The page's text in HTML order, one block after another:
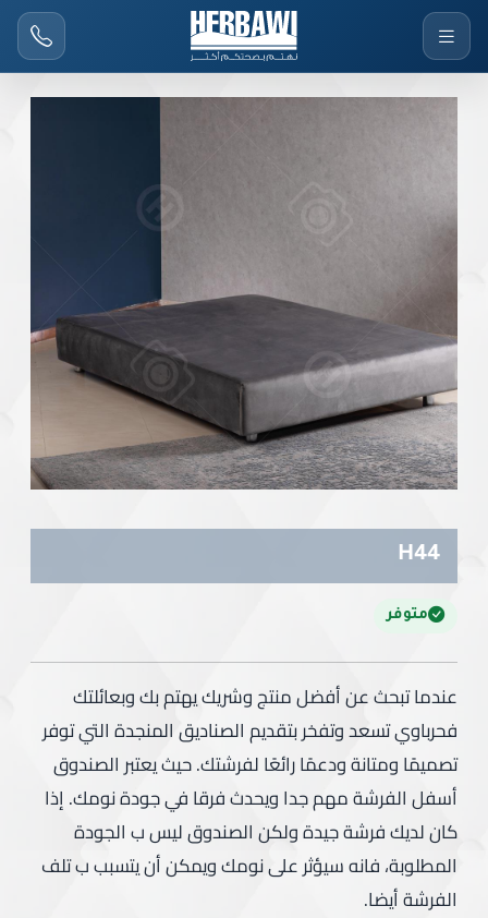
H44
متوفر
عندما تبحث عن أفضل منتج وشريك يهتم بك وبعائلتك
فحرباوي تسعد وتفخر بتقديم الصناديق المنجدة التي توفر
تصميمًا ومتانة ودعمًا رائعًا لفرشتك. حيث يعتبر الصندوق
أسفل الفرشة مهم جدا ويحدث فرقا في جودة نومك. إذا
كان لديك فرشة جيدة ولكن الصندوق ليس ب الجودة
المطلوبة، فانه سيؤثر على نومك ويمكن أن يتسبب ب تلف
الفرشة أيضا.